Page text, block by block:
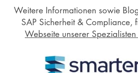
Weitere Informationen sowie
SAP Sicherheit & Compliance,
Webseite unserer